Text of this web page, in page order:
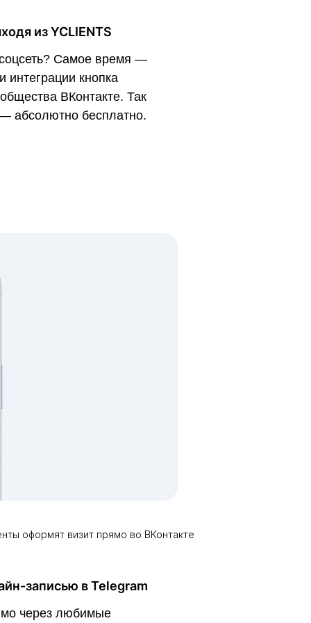
из YCLIENTS
Самое время —
интеграции кнопка
ВКонтакте. Так
абсолютно бесплатно.
оформят визит прямо во ВКонтакте
записью в Telegram
через любимые